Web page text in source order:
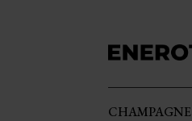
CHAMPAGNE